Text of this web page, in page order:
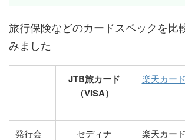
旅行保険などのカードスペックを比
みました
JTB旅カード
（VISA）
楽天カード
発行会
セディナ 楽天カード